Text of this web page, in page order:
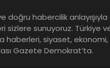
doğru habercilik
sizlere sunuyoruz. Türkiye
haberleri, siyaset,
Gazete Demokrat’ta.